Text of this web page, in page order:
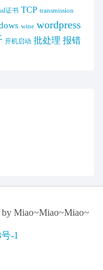
证书 TCP transmission
wine wordpress
开机启动 批处理 报错
by Miao~Miao~Miao~
-1